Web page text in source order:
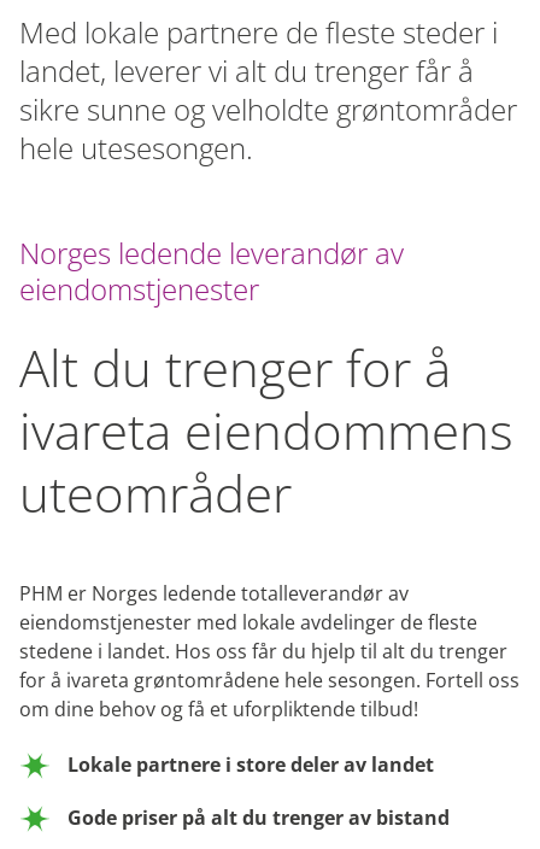
Med lokale partnere de fleste steder i
landet, leverer vi alt du trenger får å
sikre sunne og velholdte grøntområder
hele utesesongen.
Norges ledende leverandør av
eiendomstjenester
Alt du trenger for å
ivareta eiendommens
uteområder
PHM er Norges ledende totalleverandør av
eiendomstjenester med lokale avdelinger de fleste
stedene i landet. Hos oss får du hjelp til alt du trenger
for å ivareta grøntområdene hele sesongen. Fortell oss
om dine behov og få et uforpliktende tilbud!
Lokale partnere i store deler av landet
Gode priser på alt du trenger av bistand